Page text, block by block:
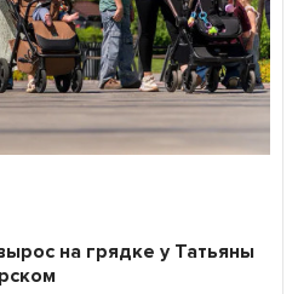
на грядке у Татьяны